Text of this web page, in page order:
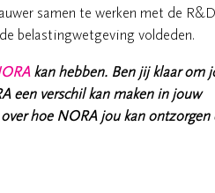
samen te werken met de
belastingwetgeving voldeden.
kan hebben. Ben jij klaar om
een verschil kan maken in jouw
hoe NORA jou kan ontzorgen